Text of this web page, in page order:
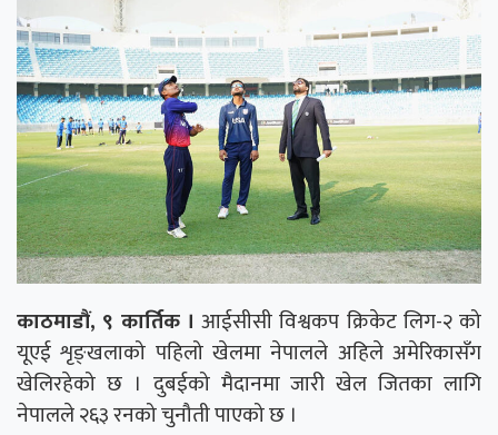
काठमाडौं, ९ कार्तिक । आईसीसी विश्वकप क्रिकेट लिग-२ को
यूएई शृङ्खलाको पहिलो खेलमा नेपालले अहिले अमेरिकासँग
खेलिरहेको छ । दुबईको मैदानमा जारी खेल जितका लागि
नेपालले २६३ रनको चुनौती पाएको छ ।